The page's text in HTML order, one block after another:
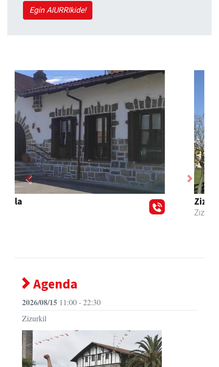
Egin AIURRIkide!
Zizurkilgo Udala
Previous Next
Agenda
2026/08/15 11:00 - 22:30
Zizurkil